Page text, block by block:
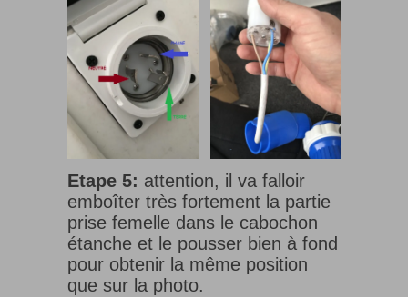
Etape 5: attention, il va falloir
emboîter très fortement la partie
prise femelle dans le cabochon
étanche et le pousser bien à fond
pour obtenir la même position
que sur la photo.